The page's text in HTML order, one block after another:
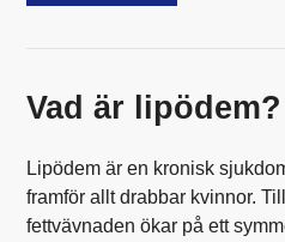
Vad är lipödem?
Lipödem är en kronisk
framför allt drabbar kvinnor.
fettvävnaden ökar på ett